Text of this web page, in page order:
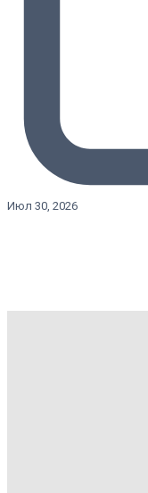
Июл 30, 2026